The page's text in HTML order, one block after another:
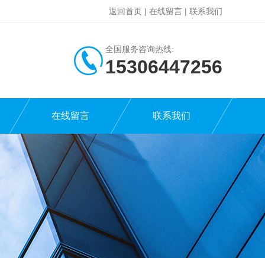
返回首页 | 在线留言 | 联系我们
全国服务咨询热线:
15306447256
在线留言 联系我们